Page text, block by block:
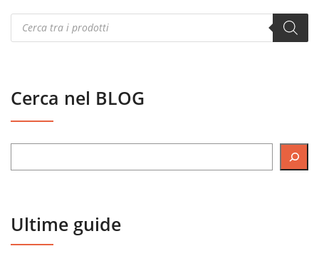
Products
search
Cerca nel BLOG
Ultime guide